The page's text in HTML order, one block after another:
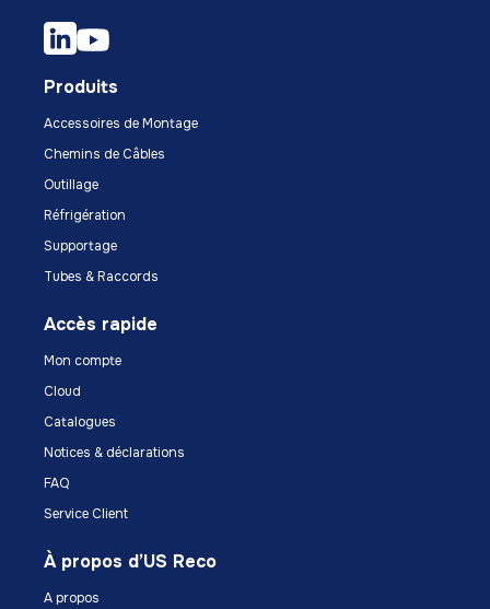
Produits
Accessoires de Montage
Chemins de Câbles
Outillage
Réfrigération
Supportage
Tubes & Raccords
Accès rapide
Mon compte
Cloud
Catalogues
Notices & déclarations
FAQ
Service Client
À propos d’US Reco
A propos